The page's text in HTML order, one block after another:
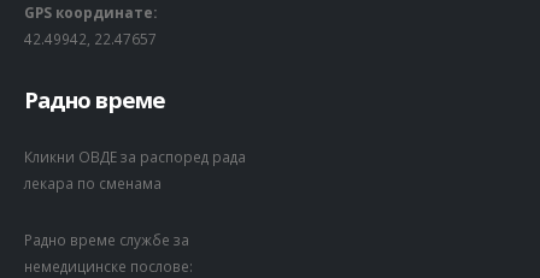
GPS координате:
42.49942, 22.47657
Радно време
Кликни ОВДЕ за распоред рада
лекара по сменама
Радно време службе за
немедицинске послове: